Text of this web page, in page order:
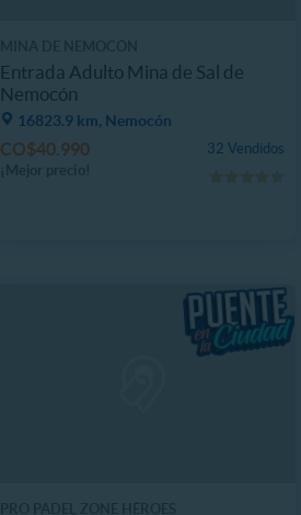
Entrada Adulto Mina de Sal de
Nemocón
16823.9 km, Nemocón
32 Vendidos
CO$40.990